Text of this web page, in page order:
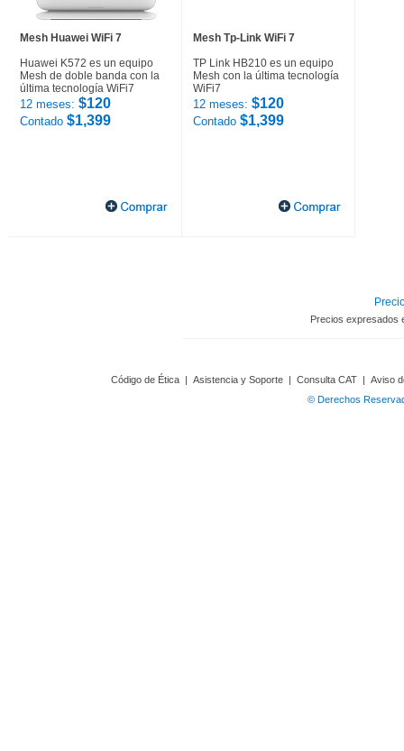
Mesh Huawei WiFi 7
Huawei K572 es un equipo
Mesh de doble banda con la
última tecnología WiFi7
12 meses: $120
Contado $1,399
Mesh Tp-Link WiFi 7
TP Link HB210 es un equipo
Mesh con la última tecnología
WiFi7
12 meses: $120
Contado $1,399
Precios expresados
Código de Ética | Asistencia y Soporte | Consulta CAT | Aviso
© Derechos